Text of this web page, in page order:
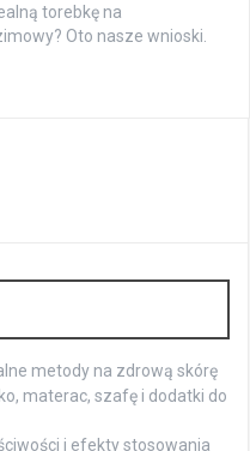
torebkę na
Oto nasze wnioski.
metody na zdrową skórę
materac, szafę i dodatki do
i efekty stosowania